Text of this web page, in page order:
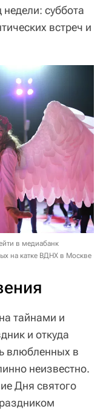
суббота
встреч и
в медиабанк
на катке ВДНХ в Москве
тайнами и
и откуда
влюбленных в
неизвестно.
Дня святого